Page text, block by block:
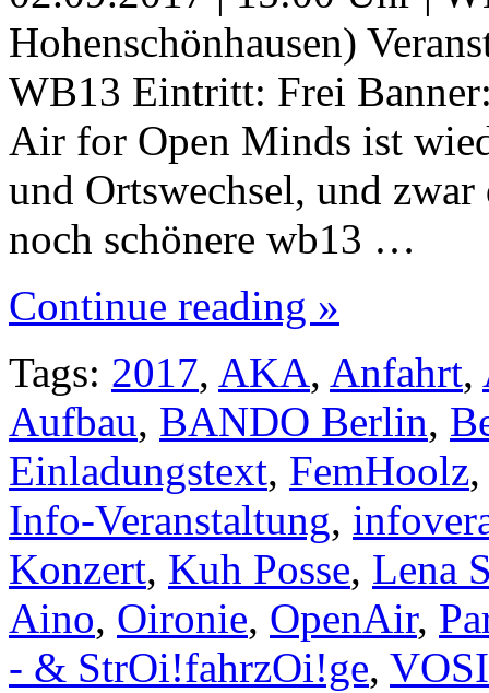
Hohenschönhausen)
WB13 Eintritt: Frei
Air for Open Minds ist
und Ortswechsel, und zwar
noch schönere wb13 …
Continue reading »
Tags: 2017, AKA, Anfahrt,
Aufbau, BANDO Berlin,
Einladungstext, FemHoolz
Info-Veranstaltung,
Konzert, Kuh Posse, Lena
Aino, Oironie, OpenAir,
- & StrOi!fahrzOi!ge,